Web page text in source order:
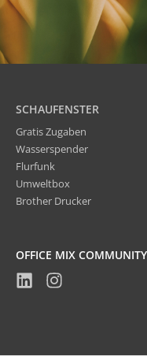
SCHAUFENSTER
Gratis Zugaben
Wasserspender
Flurfunk
Umweltbox
Brother Drucker
OFFICE MIX COMMUNITY